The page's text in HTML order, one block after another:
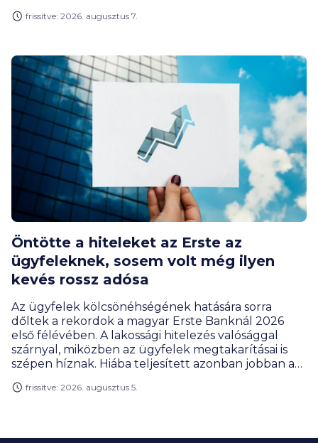
vevőnek továbbra is ezek jelentik a leginkább
alakult a lakáspiac, az árak és mik a legérdekesebb
panelrekordok?
frissítve: 2026. augusztus 7.
Öntötte a hiteleket az Erste az
ügyfeleknek, sosem volt még ilyen
kevés rossz adósa
Az ügyfelek kölcsönéhségének hatására sorra
dőltek a rekordok a magyar Erste Banknál 2026
első félévében. A lakossági hitelezés valósággal
szárnyal, miközben az ügyfelek megtakarításai is
szépen híznak. Hiába teljesített azonban jobban a
extraprofitadó befizetésének új szabályai miatt van
frissítve: 2026. augusztus 5.